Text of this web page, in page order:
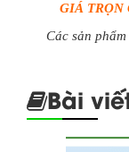
GIÁ TRỌN
Các sản
Bài